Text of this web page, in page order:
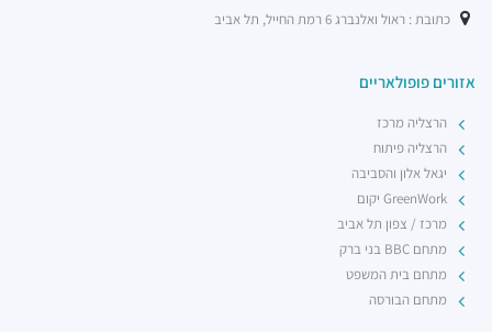
אזורים פופולאריים
הרצליה מרכז
הרצליה פיתוח
יגאל אלון והסביבה
GreenWork יקום
מרכז / צפון תל אביב
מתחם BBC בני ברק
מתחם בית המשפט
מתחם הבורסה
כתובת : ראול ואלנברג 6 רמת החייל, תל אביב